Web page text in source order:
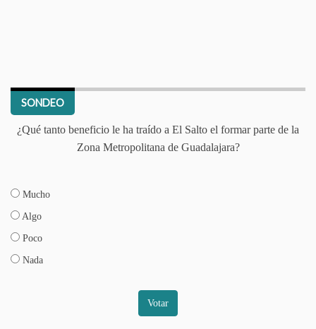
SONDEO
¿Qué tanto beneficio le ha traído a El Salto el formar parte de la
Zona Metropolitana de Guadalajara?
Mucho
Algo
Poco
Nada
Votar